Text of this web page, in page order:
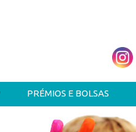
PRÉMIOS E BOLSAS